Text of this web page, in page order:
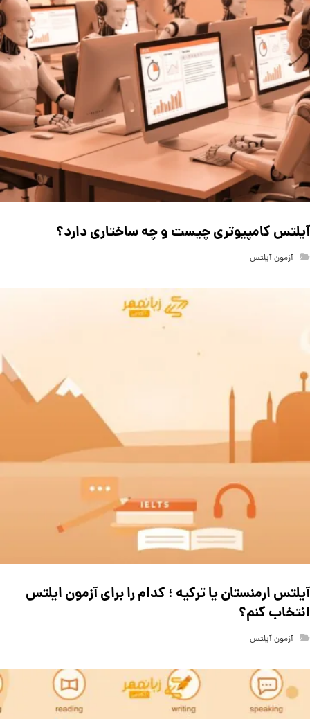
آیلتس کامپیوتری چیست و چه ساختاری دارد؟
آزمون آیلتس
آیلتس ارمنستان یا ترکیه ؛ کدام را برای آزمون ایلتس
انتخاب کنم؟
آزمون آیلتس